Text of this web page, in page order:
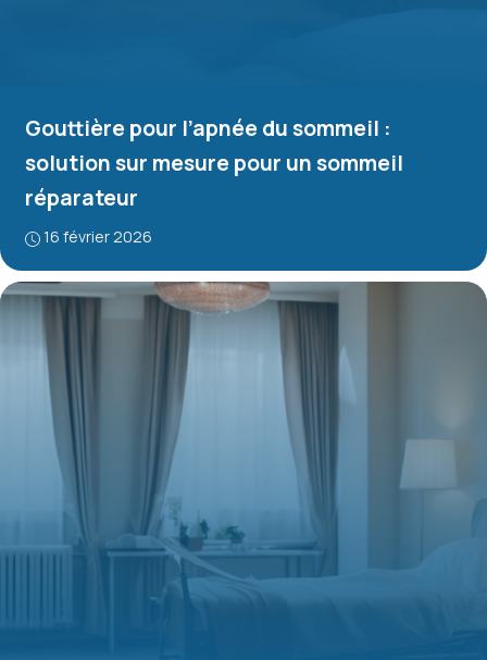
Gouttière pour l’apnée du sommeil :
solution sur mesure pour un sommeil
réparateur
16 février 2026